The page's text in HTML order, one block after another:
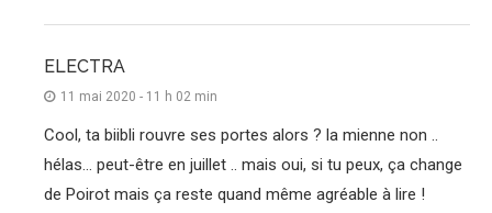
ELECTRA
11 mai 2020 - 11 h 02 min
Cool, ta biibli rouvre ses portes alors ? la mienne non ..
hélas… peut-être en juillet .. mais oui, si tu peux, ça change
de Poirot mais ça reste quand même agréable à lire !